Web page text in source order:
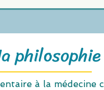
philosophie
à la médecine